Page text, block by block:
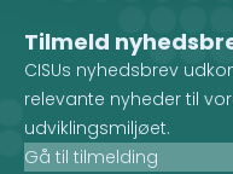
Tilmeld
CISUs nyhedsbrev
relevante nyheder til
udviklingsmiljøet.
Gå til tilmelding